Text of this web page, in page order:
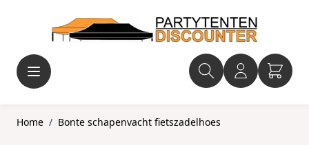
Home / Bonte schapenvacht fietszadelhoes